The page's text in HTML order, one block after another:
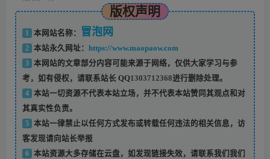
版权声明
1 本网站名称： 冒泡网
2 本站永久网址： https://www.maopaow.com
3
本网站的文章部分内容可能来源于网络，仅供大家学习与参
考，如有侵权，请联系站长 QQ1303712368进行删除处理。
4
本站一切资源不代表本站立场，并不代表本站赞同其观点和对
其真实性负责。
5
本站一律禁止以任何方式发布或转载任何违法的相关信息，访
客发现请向站长举报
6
本站资源大多存储在云盘，如发现链接失效，请联系我们我们